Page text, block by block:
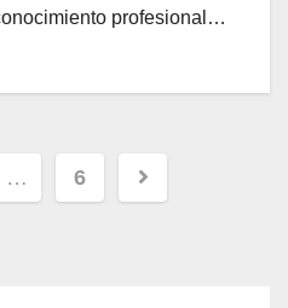
profesional…
… 6